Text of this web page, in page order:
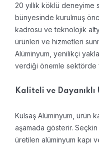
20 yıllık köklü deneyime
bünyesinde kurulmuş
kadrosu ve teknolojik
ürünleri ve hizmetleri
Alüminyum, yenilikçi
verdiği önemle sektörde
Kaliteli ve Dayanıklı
Kulsaş Alüminyum, ürün
aşamada gösterir.
üretilen alüminyum kapı